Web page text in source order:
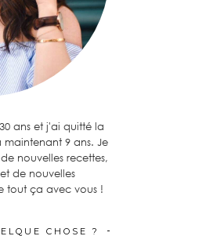
ans et j'ai quitté la
9 ans. Je
nouvelles recettes,
de nouvelles
tout ça avec vous !
CHOSE ?